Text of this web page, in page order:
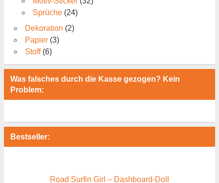
Sprüche (24)
Dekoration (2)
Papier (3)
Stoff (6)
Was falsches durch die Kasse gezogen? Kein
Problem:
Bestseller:
Road Surfin Girl – Dashboard-Doll